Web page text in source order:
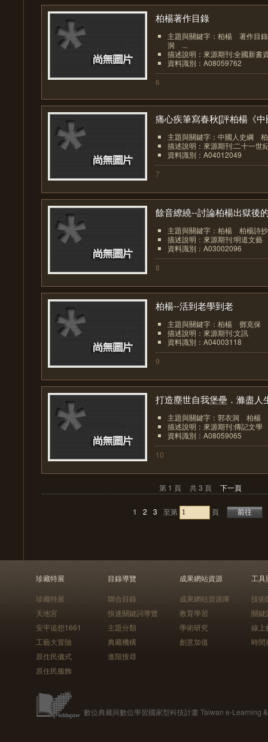
柏楊著作目錄
主題與關鍵字：柏楊 著作
洞 ...
描述說明：來源期刊:全國新書
資料識別：A08059762
6
痛心疾筆寫春秋[評柏楊《中
主題與關鍵字：中國人史綱
描述說明：來源期刊:二十一世
資料識別：A04012049
7
餘音繚繞--討論柏楊出獄後
主題與關鍵字：柏楊 柏楊詩抄
描述說明：來源期刊:明道文藝
資料識別：A03002096
8
柏楊--活到老學到老
主題與關鍵字：柏楊 鄧克保
描述說明：來源期刊:文訊
資料識別：A04003118
9
打造塵世自我堡壘．滌盡人
主題與關鍵字：郭衣洞 柏楊
描述說明：來源期刊:傳記文學
資料識別：A08059065
10
第 1 頁 共 3 頁 下一頁
1 2 3 至第 頁
珍藏特展
珍藏特展
天地宮
安平追想1661
工藝大冒險
原住民儀式
原住民服飾
目錄導覽
聯合目錄
快速關鍵詞導覽
主題分類
典藏機構
進階搜尋
成果網站資源
成果網站資源庫
教育學習
學術研究
創意加值
工具
技術
關鍵
線上
時間
數位典藏與數位學習國家型科技計畫 Taiwan e-Learning